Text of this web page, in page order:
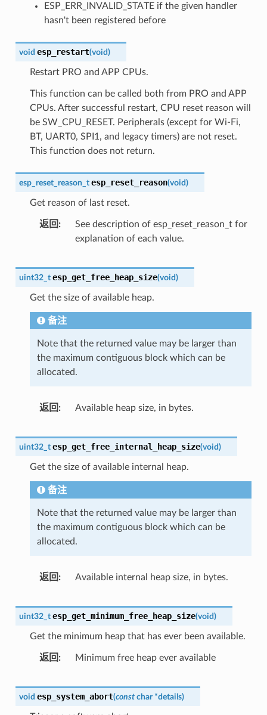
ESP_ERR_INVALID_STATE if the given handler
hasn't been registered before
void esp_restart(void)
Restart PRO and APP CPUs.
This function can be called both from PRO and APP
CPUs. After successful restart, CPU reset reason will
be SW_CPU_RESET. Peripherals (except for Wi-Fi,
BT, UART0, SPI1, and legacy timers) are not reset.
This function does not return.
esp_reset_reason_t esp_reset_reason(void)
Get reason of last reset.
返回
See description of esp_reset_reason_t for
explanation of each value.
uint32_t esp_get_free_heap_size(void)
Get the size of available heap.
备注
Note that the returned value may be larger than
the maximum contiguous block which can be
allocated.
返回 Available heap size, in bytes.
uint32_t esp_get_free_internal_heap_size(void)
Get the size of available internal heap.
备注
Note that the returned value may be larger than
the maximum contiguous block which can be
allocated.
返回 Available internal heap size, in bytes.
uint32_t esp_get_minimum_free_heap_size(void)
Get the minimum heap that has ever been available.
返回 Minimum free heap ever available
void esp_system_abort(const char *details)